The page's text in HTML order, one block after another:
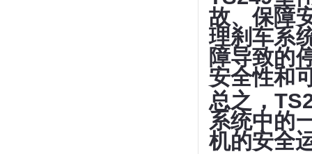
故、保障
理刹车系
障导致的
安全性和
总之，
系统中的
机的安全